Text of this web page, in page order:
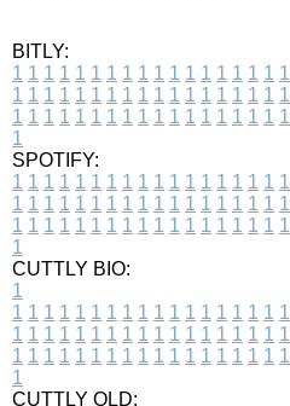
BITLY:
1 1 1 1 1 1 1 1 1 1 1 1 1 1 1 1 1 1
1 1 1 1 1 1 1 1 1 1 1 1 1 1 1 1 1 1
1 1 1 1 1 1 1 1 1 1 1 1 1 1 1 1 1 1
1
SPOTIFY:
1 1 1 1 1 1 1 1 1 1 1 1 1 1 1 1 1 1
1 1 1 1 1 1 1 1 1 1 1 1 1 1 1 1 1 1
1 1 1 1 1 1 1 1 1 1 1 1 1 1 1 1 1 1
1
CUTTLY BIO:
1
1 1 1 1 1 1 1 1 1 1 1 1 1 1 1 1 1 1
1 1 1 1 1 1 1 1 1 1 1 1 1 1 1 1 1 1
1 1 1 1 1 1 1 1 1 1 1 1 1 1 1 1 1 1
1
CUTTLY OLD: